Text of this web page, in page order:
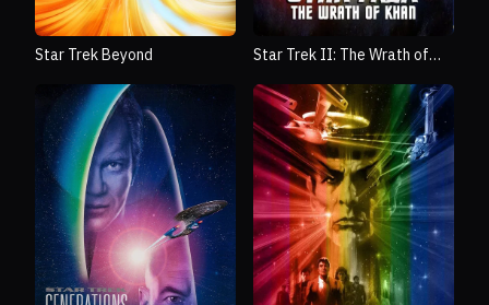
Star Trek Beyond
Star Trek II: The Wrath of